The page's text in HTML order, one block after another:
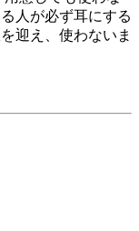
人が必ず耳にする
迎え、使わないま